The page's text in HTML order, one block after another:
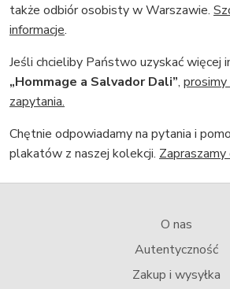
także odbiór osobisty w Warszawie.
informacje.
Jeśli chcieliby Państwo uzyskać więcej
„Hommage a Salvador Dali”, prosimy
zapytania.
Chętnie odpowiadamy na pytania i
plakatów z naszej kolekcji.
O nas
Autentyczność
Zakup i wysyłka